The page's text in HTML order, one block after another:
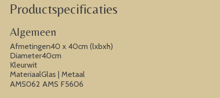
Productspecificaties
Algemeen
Afmetingen40 x 40cm (lxbxh)
Diameter40cm
Kleurwit
MateriaalGlas | Metaal
AMS062 AMS F5606